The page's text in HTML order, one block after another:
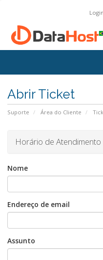
Login
Abrir Ticket
Suporte Área do Cliente
Horário de Atendimento
Nome
Endereço de email
Assunto